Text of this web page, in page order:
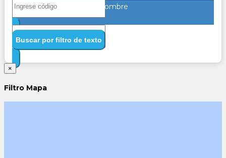
Nombre
Buscar por filtro de texto
×
Filtro Mapa